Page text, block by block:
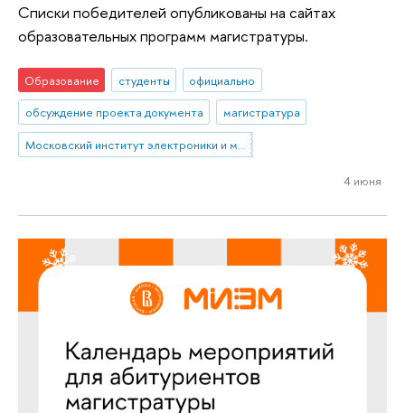
Списки победителей опубликованы на сайтах
образовательных программ магистратуры.
Образование студенты
официально
обсуждение проекта документа
магистратура
Московский институт электроники и математики им. А.Н. Тихонова
4 июня